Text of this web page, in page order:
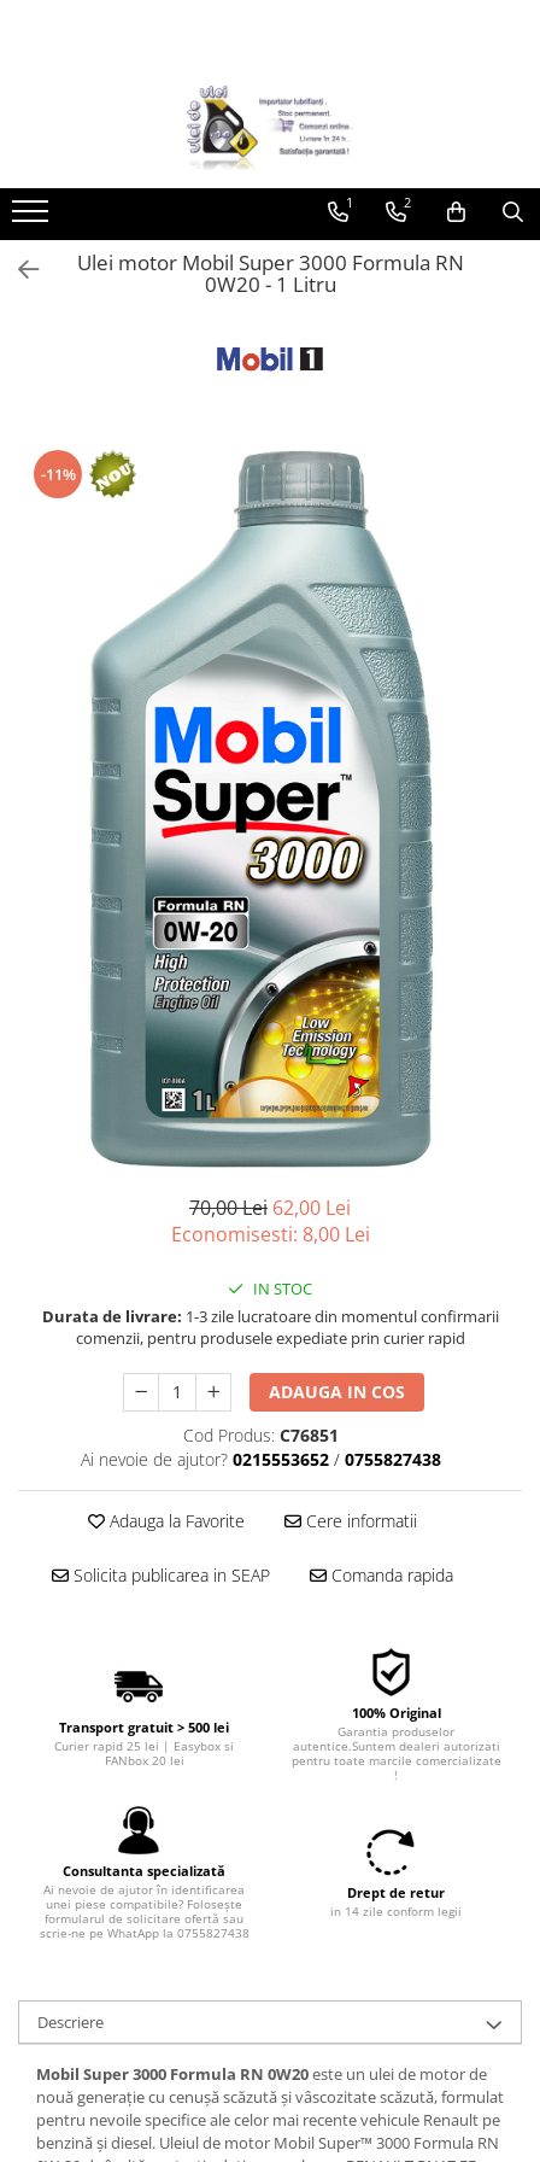
► Detailing si cosmetica
Curatare tapiterie auto
Curatare si intretinere piele
Plastice interioare
Sampon auto
Polish auto
Accesorii spalare si uscare
Curatare generala
Restaurare faruri
Spalare si detailing rapid
Decontaminare vopsea
Dressing exterior
Intretinere moto
Intretinere barci
Recipiente si pulverizatoare
Genti si accesorii
► Filtre auto
■ Accesorii filtre
■ Filtre combustibil
■ Filtre epurator
Filtre aditivi
Accesorii filtre
Filtre ulei
Filtre uscator
Filtre hidraulice
Filtre epurator
Placute frana
Discuri frana
Saboti frana
Senzori uzura placute
Tamburi frana
Suport etrier
Electrice
Bujii incandescente
Distributie
Kit distributie
1 2
Ulei motor Mobil Super 3000 Formula RN
0W20 - 1 Litru
-11%
70,00 Lei 62,00 Lei
Economisesti: 8,00 Lei
IN STOC
Durata de livrare: 1-3 zile lucratoare din momentul confirmarii
comenzii, pentru produsele expediate prin curier rapid
ADAUGA IN COS
Cod Produs: C76851
Ai nevoie de ajutor? 0215553652 / 0755827438
Adauga la Favorite Cere informatii
Solicita publicarea in SEAP Comanda rapida
Transport gratuit > 500 lei
Curier rapid 25 lei | Easybox si
FANbox 20 lei
100% Original
Garantia produselor
autentice.Suntem dealeri autorizati
pentru toate marcile comercializate
!
Consultanta specializată
Ai nevoie de ajutor în identificarea
unei piese compatibile? Folosește
formularul de solicitare ofertă sau
scrie-ne pe WhatApp la 0755827438
Drept de retur
in 14 zile conform legii
Descriere
Mobil Super 3000 Formula RN 0W20este un ulei de motor de
nouă generație cu cenușă scăzută și vâscozitate scăzută, formulat
pentru nevoile specifice ale celor mai recente vehicule Renault pe
benzină și diesel. Uleiul de motor Mobil Super™ 3000 Formula RN